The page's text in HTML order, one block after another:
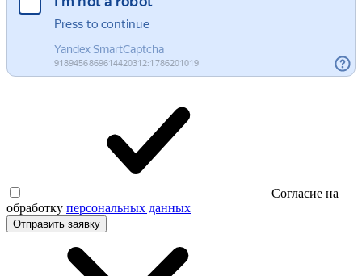
Согласие на
обработку персональных данных
Отправить заявку